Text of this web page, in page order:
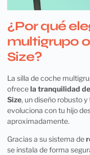
¿Por qué
multigrupo
Size?
La silla de coche
ofrecela tranquilidad
Size, un diseño robusto
evoluciona con tu hijo
aproximadamente.
Gracias a su sistema de
se instala de forma